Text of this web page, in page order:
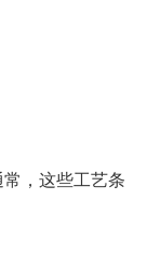
，这些工艺条